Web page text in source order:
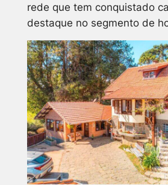
rede que tem conquistado
destaque no segmento de